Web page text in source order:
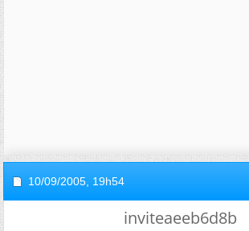
10/09/2005, 19h54
inviteaeeb6d8b